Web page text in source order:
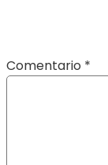
Comentario *